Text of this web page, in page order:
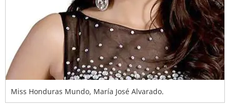
Miss Honduras Mundo, María José Alvarado.